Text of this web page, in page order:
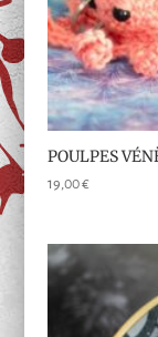
POULPES
19,00€